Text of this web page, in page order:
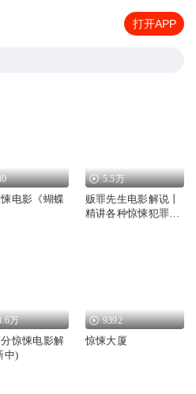
打开APP
电影《蝴蝶
5.5万
贩罪先生电影解说丨
精讲各种惊悚犯罪类
万
惊悚电影解
中)
9392
惊悚大厦